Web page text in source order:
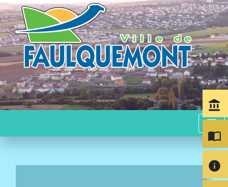
menu
account_balance
import_contacts
info